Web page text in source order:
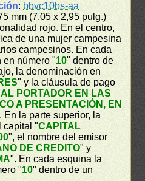
: bbvc10bs-aa
mm (7,05 x 2,95 pulg.)
rojo. En el centro,
de una mujer campesina
campesinos. En cada
en número "10" dentro de
la denominación en
" y la cláusula de pago
PORTADOR EN LAS
A PRESENTACIÓN, EN
En la parte superior, la
capital "CAPITAL
", el nombre del emisor
DE CREDITO" y
". En cada esquina la
"10" dentro de un